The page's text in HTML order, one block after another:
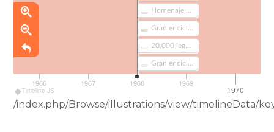
nuevas tierras.
Timeline JS 1970
1966 1967 1968 1969
/index.php/Browse/illustrations/view/timelineData/